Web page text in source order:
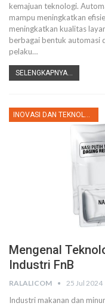
kemajuan teknologi.
mampu meningkatkan
meningkatkan kualitas
berbagai bentuk automasi
pelaku…
SELENGKAPNYA...
INOVASI DAN TEKNOLOGI FNB
Mengenal
Industri FnB
RALALICOM 25 Jul 2024
Industri makanan dan